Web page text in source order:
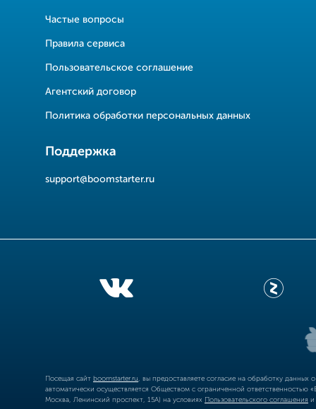
Частые вопросы
Правила сервиса
Пользовательское соглашение
Агентский договор
Политика обработки персональных данных
Поддержка
support@boomstarter.ru
Посещая сайт boomstarter.ru , вы предоставляете согласие на обработку
автоматически осуществляется Обществом с ограниченной
Москва, Ленинский проспект, 15А) на условиях Пользовательского соглашения и